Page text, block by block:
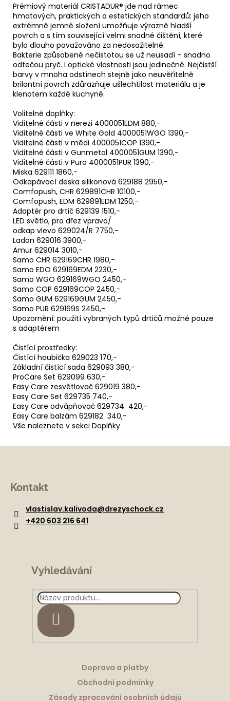
Prémiový materiál CRISTADUR® jde nad rámec
hmatových, praktických a estetických standardů: jeho
extrémně jemné složení umožňuje výrazně hladší
povrch a s tím související velmi snadné čištění, které
bylo dlouho považováno za nedosažitelné.
Bakterie způsobené nečistotou se už neusadí – snadno
odtečou pryč. I optické vlastnosti jsou jedinečné. Nejčistší
barvy v mnoha odstínech stejně jako neuvěřitelně
brilantní povrch zdůrazňuje ušlechtilost materiálu a je
klenotem každé kuchyně.
Volitelné doplňky:
Viditelné části v nerezi 4000051EDM 880,-
Viditelné části ve White Gold 4000051WGO 1390,-
Viditelné části v mědi 4000051COP 1390,-
Viditelné části v Gunmetal 4000051GUM 1390,-
Viditelné části v Puro 4000051PUR 1390,-
Miska 629111 1860,-
Odkapávací deska silikonová 629188 2950,-
Comfopush, CHR 629891CHR 10100,-
Comfopush, EDM 629891EDM 1250,-
Adaptér pro drtič 629139 1510,-
LED světlo, pro dřez vpravo/
odkap vlevo 629024/R 7750,-
Ladon 629016 3900,-
Amur 629014 3010,-
Samo CHR 629169CHR 1980,-
Samo EDO 629169EDM 2230,-
Samo WGO 629169WGO 2450,-
Samo COP 629169COP 2450,-
Samo GUM 629169GUM 2450,-
Samo PUR 629169S 2450,-
Upozornění: použití vybraných typů drtičů možné pouze
s adaptérem
Čistící prostředky:
Čistící houbička 629023 170,-
Základní čistící sada 629093 380,-
ProCare Set 629099 630,-
Easy Care zesvětlovač 629019 380,-
Easy Care Set 629735 740,-
Easy Care odvápňovač 629734 420,-
Easy Care balzám 629182 340,-
Vše naleznete v sekci Doplňky
Kontakt
vlastislav.kalivoda@drezyschock.cz
+420 603 216 641
Vyhledávání
HLEDAT
Doprava a platby
Obchodní podmínky
Zásady zpracování osobních údajů